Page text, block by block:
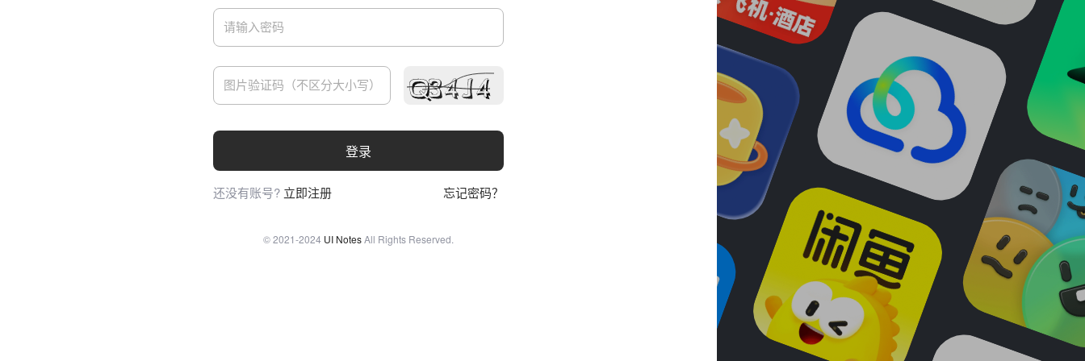
登录
还没有账号? 立即注册 忘记密码？
© 2021-2024 UI NotesAll Rights Reserved.